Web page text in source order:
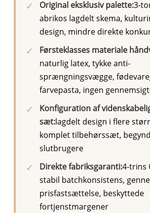
Original eksklusiv palette:3-
abrikos lagdelt skema,
design, mindre direkte
Førsteklasses materiale
naturlig latex, tykke anti-
sprængningsvægge,
farvepasta, ingen
Konfiguration af
sæt:lagdelt design i flere
komplet tilbehørssæt,
slutbrugere
Direkte fabriksgaranti:4-trins
stabil batchkonsistens,
prisfastsættelse, beskyttede
fortjenstmargener